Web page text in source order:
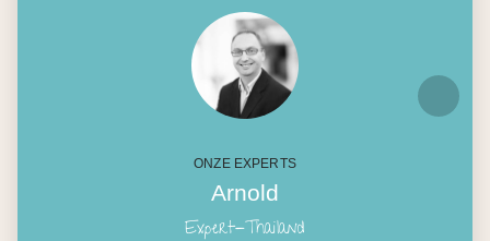
ONZE EXPERTS
Arnold
Expert-Thailand